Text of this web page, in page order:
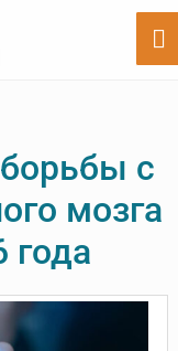
с
мозга
года